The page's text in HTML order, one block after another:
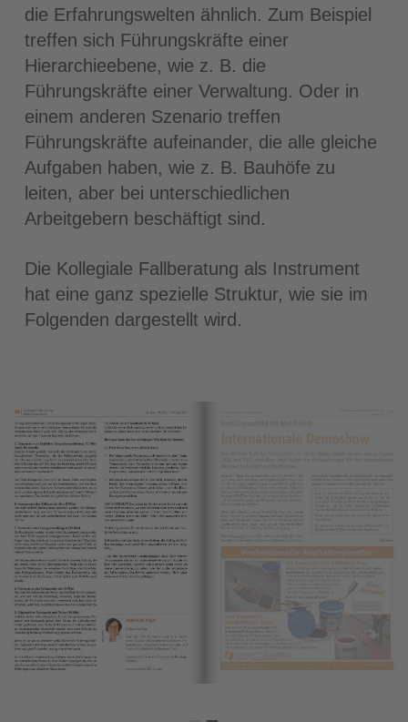
die Erfahrungswelten ähnlich. Zum Beispiel
treffen sich Führungskräfte einer
Hierarchieebene, wie z. B. die
Führungskräfte einer Verwaltung. Oder in
einem anderen Szenario treffen
Führungskräfte aufeinander, die alle gleiche
Aufgaben haben, wie z. B. Bauhöfe zu
leiten, aber bei unterschiedlichen
Arbeitgebern beschäftigt sind.
Die Kollegiale Fallberatung als Instrument
hat eine ganz spezielle Struktur, wie sie im
Folgenden dargestellt wird.